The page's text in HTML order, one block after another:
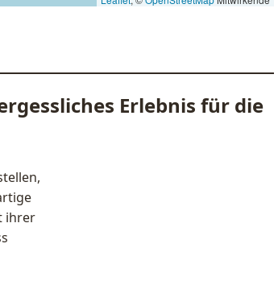
Erlebnis für die
ihrer